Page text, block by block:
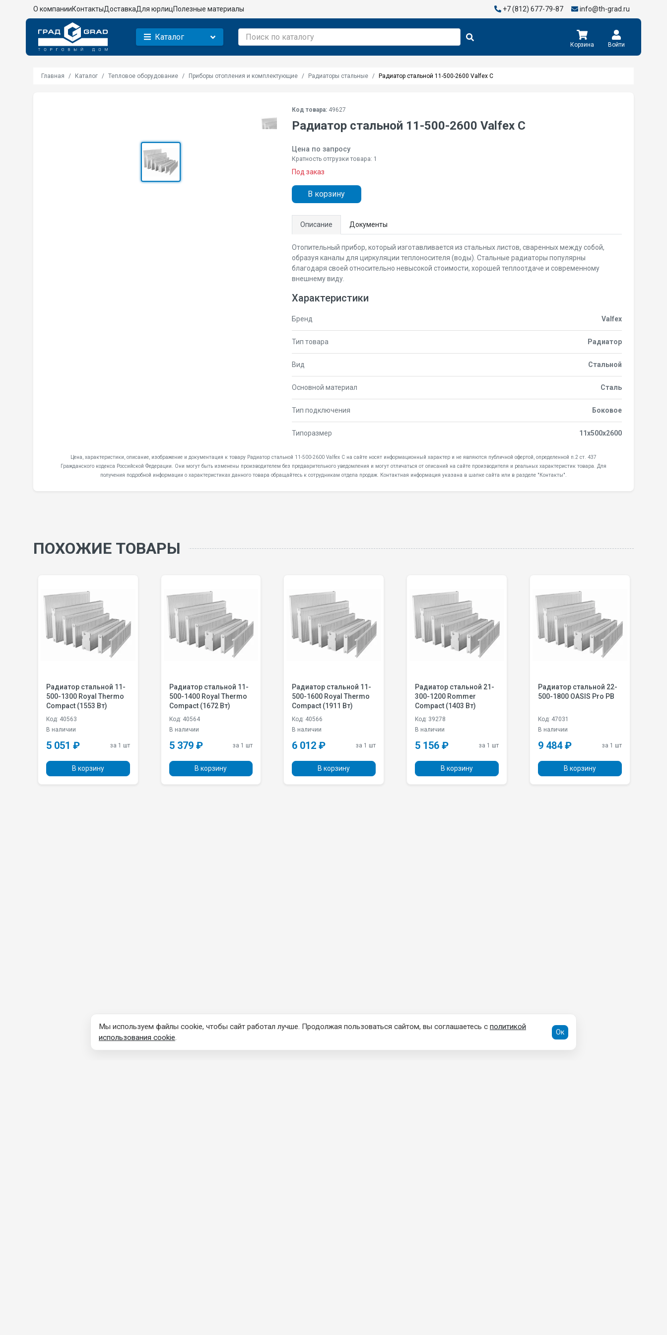
О компанииКонтактыДоставкаДля юрлицПолезные материалы +7 (812) 677-79-87 info@th-grad.ru
Каталог
Корзина Войти
Главная Каталог Тепловое оборудование Приборы отопления и комплектующие Радиаторы стальные Радиатор стальной 11-500-2600 Valfex C
Код товара:49627
Радиатор стальной 11-500-2600 Valfex C
Цена по запросу
Кратность отгрузки товара: 1
Под заказ
В корзину
Описание Документы
Отопительный прибор, который изготавливается из стальных листов, сваренных между собой,
образуя каналы для циркуляции теплоносителя (воды). Стальные радиаторы популярны
благодаря своей относительно невысокой стоимости, хорошей теплоотдаче и современному
внешнему виду.
Характеристики
Бренд Valfex
Тип товара Радиатор
Вид Стальной
Основной материал Сталь
Тип подключения Боковое
Типоразмер 11x500x2600
Цена, характеристики, описание, изображение и документация к товару Радиатор стальной 11-500-2600 Valfex C на сайте носят информационный характер и не являются публичной офертой, определенной п.2 ст. 437
Гражданского кодекса Российской Федерации. Они могут быть изменены производителем без предварительного уведомления и могут отличаться от описаний на сайте производителя и реальных характеристик товара. Для
получения подробной информации о характеристиках данного товара обращайтесь к сотрудникам отдела продаж. Контактная информация указана в шапке сайта или в разделе "Контакты".
ПОХОЖИЕ ТОВАРЫ
Радиатор стальной 11-
500-1300 Royal Thermo
Compact (1553 Вт)
Код: 40563
В наличии
5 051 ₽ за 1 шт
В корзину
Радиатор стальной 11-
500-1400 Royal Thermo
Compact (1672 Вт)
Код: 40564
В наличии
5 379 ₽ за 1 шт
В корзину
Радиатор стальной 11-
500-1600 Royal Thermo
Compact (1911 Вт)
Код: 40566
В наличии
6 012 ₽ за 1 шт
В корзину
Радиатор стальной 21-
300-1200 Rommer
Compact (1403 Вт)
Код: 39278
В наличии
5 156 ₽ за 1 шт
В корзину
Радиатор стальной 22-
500-1800 OASIS Pro PB
Код: 47031
В наличии
9 484 ₽ за 1 шт
В корзину
Мы используем файлы cookie, чтобы сайт работал лучше. Продолжая пользоваться сайтом, вы соглашаетесь с политикой
использования cookie.
Ок